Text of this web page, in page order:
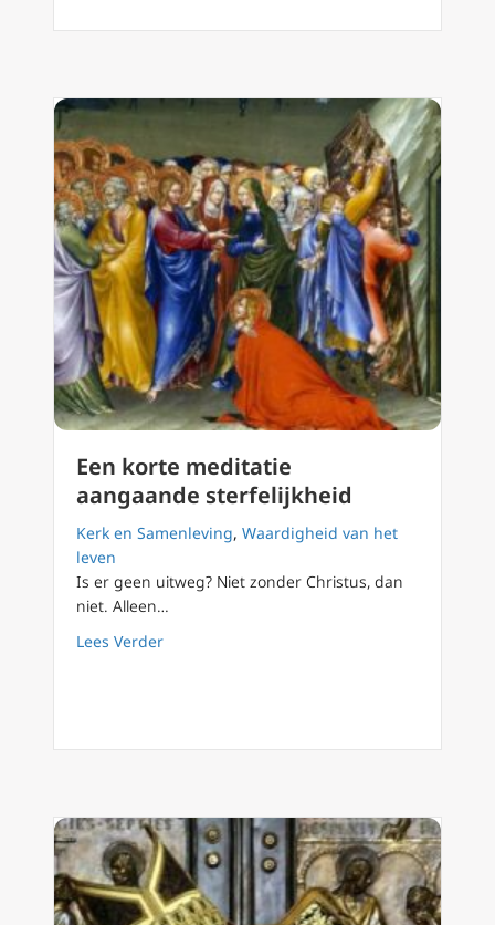
Een korte meditatie
aangaande sterfelijkheid
Kerk en Samenleving, Waardigheid van het
leven
Is er geen uitweg? Niet zonder Christus, dan
niet. Alleen…
Lees Verderabout Een korte meditatie aangaande